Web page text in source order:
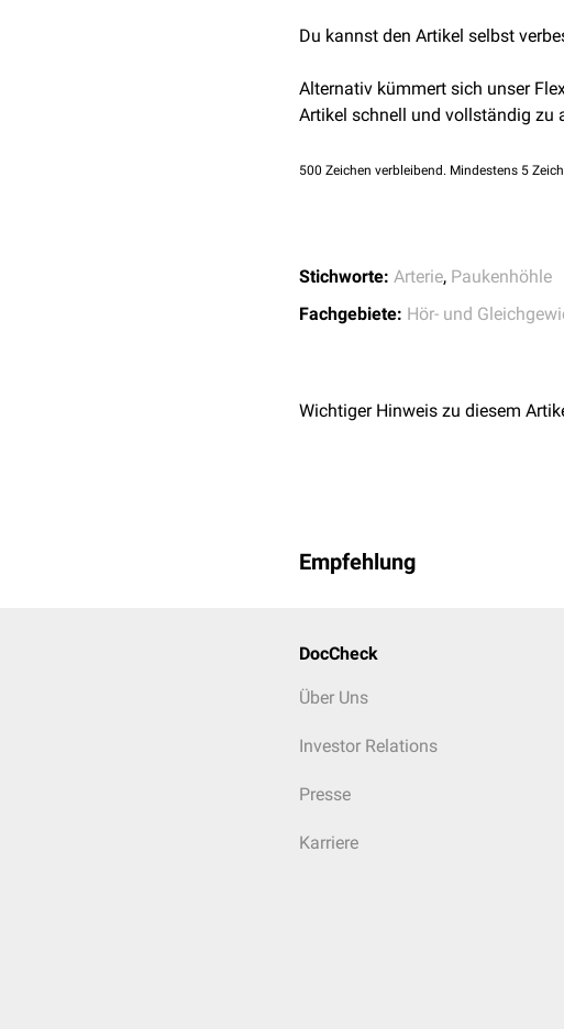
Trommelfell.
denRami caroticotympaniciaus
Du kannst den Artikel selbst
Alternativ kümmert sich unser
Artikel schnell und vollständig zu
500 Zeichen verbleibend. Mindestens 5
Stichworte: Arterie, Paukenhöhle
Fachgebiete: Hör- und
Wichtiger Hinweis zu diesem
Empfehlung
DocCheck
Über Uns
Investor Relations
Presse
Karriere